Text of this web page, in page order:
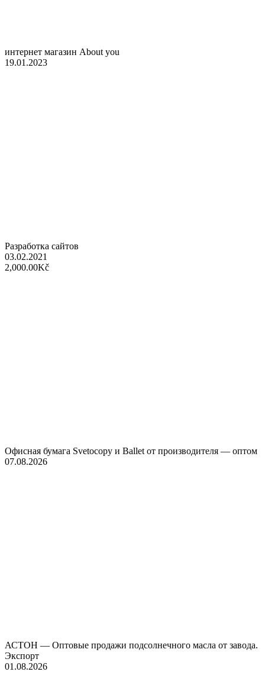
интернет магазин About you
19.01.2023
Разработка сайтов
03.02.2021
2,000.00Kč
Офисная бумага Svetocopy и Ballet от производителя — оптом
07.08.2026
АСТОН — Оптовые продажи подсолнечного масла от завода.
Экспорт
01.08.2026